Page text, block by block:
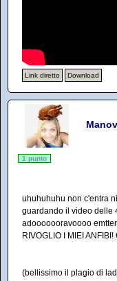
Link diretto Download
1 punto
uhuhuhuhu non c'entra
guardando il video delle
adooooooravoooo
RIVOGLIO I MIEI
(bellissimo il plagio di